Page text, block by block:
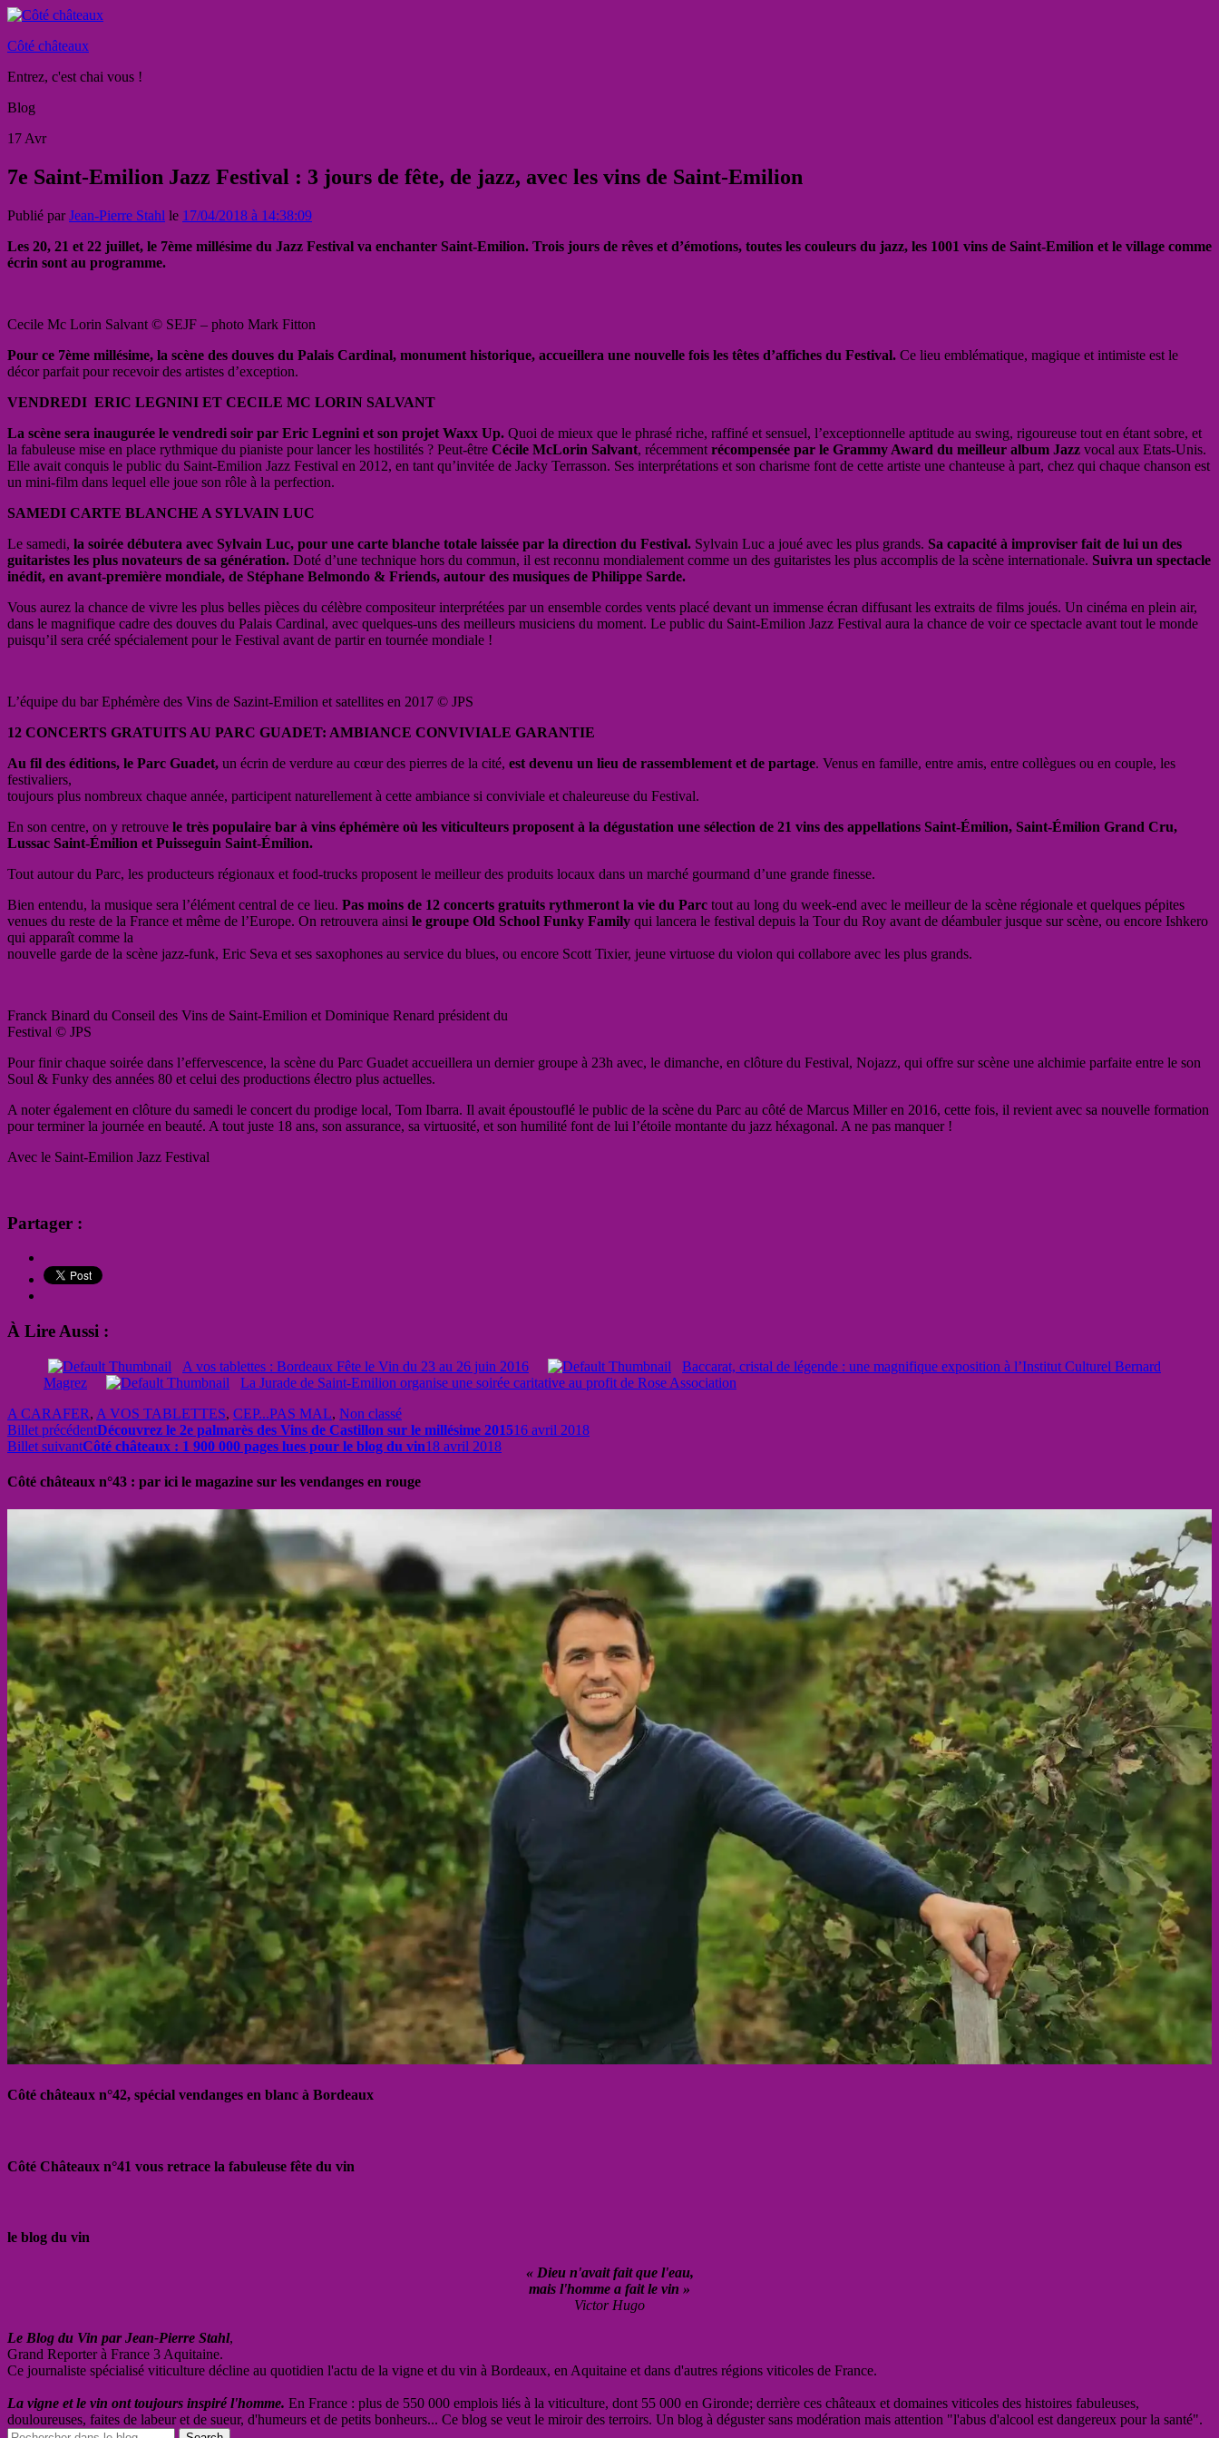
Côté châteaux
Entrez, c'est chai vous !
Blog
17 Avr
7e Saint-Emilion Jazz Festival : 3 jours de fête, de jazz, avec les vins de Saint-Emilion
Publié parJean-Pierre Stahl le 17/04/2018 à 14:38:09
Les 20, 21 et 22 juillet, le 7ème millésime du Jazz Festival va enchanter Saint-Emilion. Trois jours de rêves et d’émotions, toutes les couleurs du jazz, les 1001 vins de Saint-Emilion et le village comme
écrin sont au programme.
Cecile Mc Lorin Salvant © SEJF – photo Mark Fitton
Pour ce 7ème millésime, la scène des douves du Palais Cardinal, monument historique, accueillera une nouvelle fois les têtes d’affiches du Festival. Ce lieu emblématique, magique et intimiste est le
décor parfait pour recevoir des artistes d’exception.
VENDREDI ERIC LEGNINI ET CECILE MC LORIN SALVANT
La scène sera inaugurée le vendredi soir par Eric Legnini et son projet Waxx Up. Quoi de mieux que le phrasé riche, raffiné et sensuel, l’exceptionnelle aptitude au swing, rigoureuse tout en étant sobre, et
la fabuleuse mise en place rythmique du pianiste pour lancer les hostilités ? Peut-être Cécile McLorin Salvant, récemment récompensée par le Grammy Award du meilleur album Jazz vocal aux Etats-Unis.
Elle avait conquis le public du Saint-Emilion Jazz Festival en 2012, en tant qu’invitée de Jacky Terrasson. Ses interprétations et son charisme font de cette artiste une chanteuse à part, chez qui chaque chanson est
un mini-film dans lequel elle joue son rôle à la perfection.
SAMEDI CARTE BLANCHE A SYLVAIN LUC
Le samedi, la soirée débutera avec Sylvain Luc, pour une carte blanche totale laissée par la direction du Festival. Sylvain Luc a joué avec les plus grands. Sa capacité à improviser fait de lui un des
guitaristes les plus novateurs de sa génération. Doté d’une technique hors du commun, il est reconnu mondialement comme un des guitaristes les plus accomplis de la scène internationale. Suivra un spectacle
inédit, en avant-première mondiale, de Stéphane Belmondo & Friends, autour des musiques de Philippe Sarde.
Vous aurez la chance de vivre les plus belles pièces du célèbre compositeur interprétées par un ensemble cordes vents placé devant un immense écran diffusant les extraits de films joués. Un cinéma en plein air,
dans le magnifique cadre des douves du Palais Cardinal, avec quelques-uns des meilleurs musiciens du moment. Le public du Saint-Emilion Jazz Festival aura la chance de voir ce spectacle avant tout le monde
puisqu’il sera créé spécialement pour le Festival avant de partir en tournée mondiale !
L’équipe du bar Ephémère des Vins de Sazint-Emilion et satellites en 2017 © JPS
12 CONCERTS GRATUITS AU PARC GUADET: AMBIANCE CONVIVIALE GARANTIE
Au fil des éditions, le Parc Guadet, un écrin de verdure au cœur des pierres de la cité, est devenu un lieu de rassemblement et de partage. Venus en famille, entre amis, entre collègues ou en couple, les
festivaliers,
toujours plus nombreux chaque année, participent naturellement à cette ambiance si conviviale et chaleureuse du Festival.
En son centre, on y retrouve le très populaire bar à vins éphémère où les viticulteurs proposent à la dégustation une sélection de 21 vins des appellations Saint-Émilion, Saint-Émilion Grand Cru,
Lussac Saint-Émilion et Puisseguin Saint-Émilion.
Tout autour du Parc, les producteurs régionaux et food-trucks proposent le meilleur des produits locaux dans un marché gourmand d’une grande finesse.
Bien entendu, la musique sera l’élément central de ce lieu. Pas moins de 12 concerts gratuits rythmeront la vie du Parc tout au long du week-end avec le meilleur de la scène régionale et quelques pépites
venues du reste de la France et même de l’Europe. On retrouvera ainsi le groupe Old School Funky Family qui lancera le festival depuis la Tour du Roy avant de déambuler jusque sur scène, ou encore Ishkero
qui apparaît comme la
nouvelle garde de la scène jazz-funk, Eric Seva et ses saxophones au service du blues, ou encore Scott Tixier, jeune virtuose du violon qui collabore avec les plus grands.
Franck Binard du Conseil des Vins de Saint-Emilion et Dominique Renard président du
Festival © JPS
Pour finir chaque soirée dans l’effervescence, la scène du Parc Guadet accueillera un dernier groupe à 23h avec, le dimanche, en clôture du Festival, Nojazz, qui offre sur scène une alchimie parfaite entre le son
Soul & Funky des années 80 et celui des productions électro plus actuelles.
A noter également en clôture du samedi le concert du prodige local, Tom Ibarra. Il avait époustouflé le public de la scène du Parc au côté de Marcus Miller en 2016, cette fois, il revient avec sa nouvelle formation
pour terminer la journée en beauté. A tout juste 18 ans, son assurance, sa virtuosité, et son humilité font de lui l’étoile montante du jazz héxagonal. A ne pas manquer !
Avec le Saint-Emilion Jazz Festival
Partager :
À Lire Aussi :
A vos tablettes : Bordeaux Fête le Vin du 23 au 26 juin 2016
Baccarat, cristal de légende : une magnifique exposition à l’Institut Culturel Bernard
Magrez
La Jurade de Saint-Emilion organise une soirée caritative au profit de Rose Association
A CARAFER, A VOS TABLETTES, CEP...PAS MAL, Non classé
Billet précédentDécouvrez le 2e palmarès des Vins de Castillon sur le millésime 201516 avril 2018
Billet suivantCôté châteaux : 1 900 000 pages lues pour le blog du vin18 avril 2018
Côté châteaux n°43 : par ici le magazine sur les vendanges en rouge
Côté châteaux n°42, spécial vendanges en blanc à Bordeaux
Côté Châteaux n°41 vous retrace la fabuleuse fête du vin
le blog du vin
« Dieu n'avait fait que l'eau,
mais l'homme a fait le vin »
Victor Hugo
Le Blog du Vin par Jean-Pierre Stahl,
Grand Reporter à France 3 Aquitaine.
Ce journaliste spécialisé viticulture décline au quotidien l'actu de la vigne et du vin à Bordeaux, en Aquitaine et dans d'autres régions viticoles de France.
La vigne et le vin ont toujours inspiré l'homme. En France : plus de 550 000 emplois liés à la viticulture, dont 55 000 en Gironde; derrière ces châteaux et domaines viticoles des histoires fabuleuses,
douloureuses, faites de labeur et de sueur, d'humeurs et de petits bonheurs... Ce blog se veut le miroir des terroirs. Un blog à déguster sans modération mais attention "l'abus d'alcool est dangereux pour la santé".